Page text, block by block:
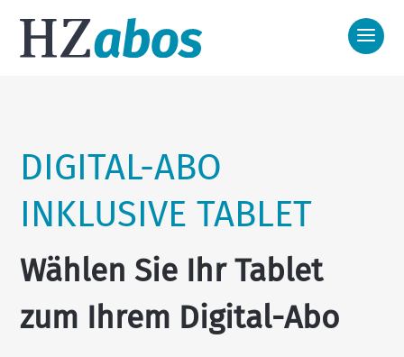
DIGITAL-ABO
INKLUSIVE TABLET
Wählen Sie Ihr Tablet
zum Ihrem Digital-Abo